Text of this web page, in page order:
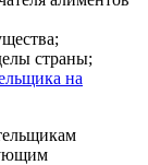
страны;
на